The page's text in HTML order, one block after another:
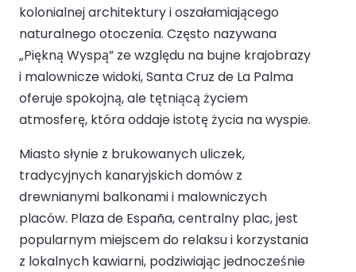
kolonialnej architektury i oszałamiającego
naturalnego otoczenia. Często nazywana
„Piękną Wyspą” ze względu na bujne krajobrazy
i malownicze widoki, Santa Cruz de La Palma
oferuje spokojną, ale tętniącą życiem
atmosferę, która oddaje istotę życia na wyspie.
Miasto słynie z brukowanych uliczek,
tradycyjnych kanaryjskich domów z
drewnianymi balkonami i malowniczych
placów. Plaza de España, centralny plac, jest
popularnym miejscem do relaksu i korzystania
z lokalnych kawiarni, podziwiając jednocześnie